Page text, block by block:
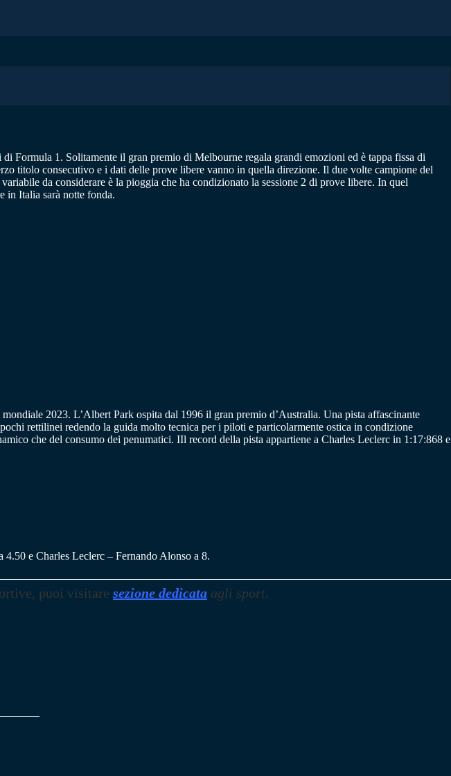
Formula 1. Solitamente il gran premio di Melbourne regala grandi emozioni ed è tappa fissa di
titolo consecutivo e i dati delle prove libere vanno in quella direzione. Il due volte campione del
da considerare è la pioggia che ha condizionato la sessione 2 di prove libere. In quel
in Italia sarà notte fonda.
2023. L’Albert Park ospita dal 1996 il gran premio d’Australia. Una pista affascinante
rettilinei redendo la guida molto tecnica per i piloti e particolarmente ostica in condizione
che del consumo dei penumatici. IIl record della pista appartiene a Charles Leclerc in 1:17:868 e
e Charles Leclerc – Fernando Alonso a 8.
puoi visitare sezione dedicata agli sport.